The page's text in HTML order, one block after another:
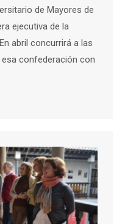
de Mayores de
ejecutiva de la
abril concurrirá a las
confederación con